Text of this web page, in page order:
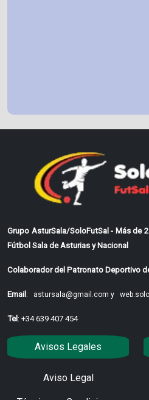
Grupo AsturSala/SoloFutSal - Más de
Fútbol Sala de Asturias y Nacional
Colaborador del Patronato Deportivo
Email: astursala@gmail.com y
Tel: +34 639 407 454
Avisos Legales
Aviso Legal